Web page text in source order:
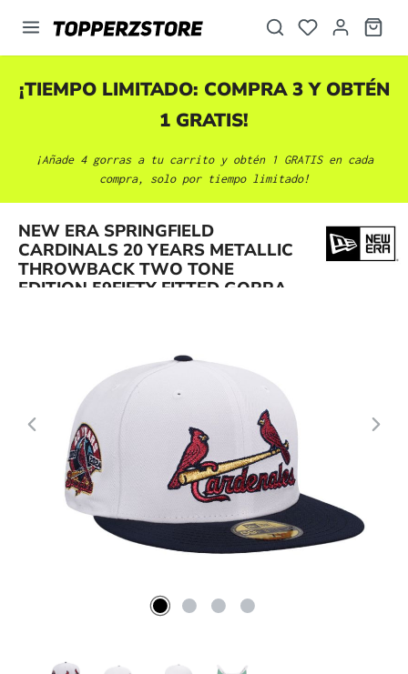
principal
¡TIEMPO LIMITADO: COMPRA 3 Y OBTÉN
1 GRATIS!
¡Añade 4 gorras a tu carrito y obtén 1 GRATIS en cada
compra, solo por tiempo limitado!
NEW ERA SPRINGFIELD
CARDINALS 20 YEARS METALLIC
THROWBACK TWO TONE
EDITION 59FIFTY FITTED GORRA
Omitir galería de imágenes